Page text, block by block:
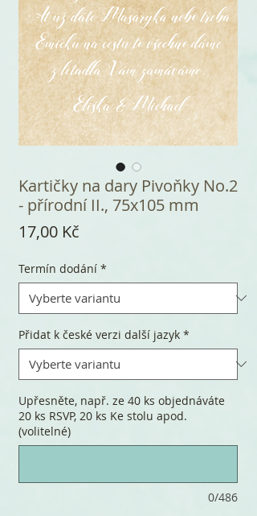
Kartičky na dary Pivoňky No.2
- přírodní II., 75x105 mm
17,00 Kč
Termín dodání *
Přidat k české verzi další jazyk *
Upřesněte, např. ze 40 ks objednáváte
20 ks RSVP, 20 ks Ke stolu apod.
(volitelné)
0/486